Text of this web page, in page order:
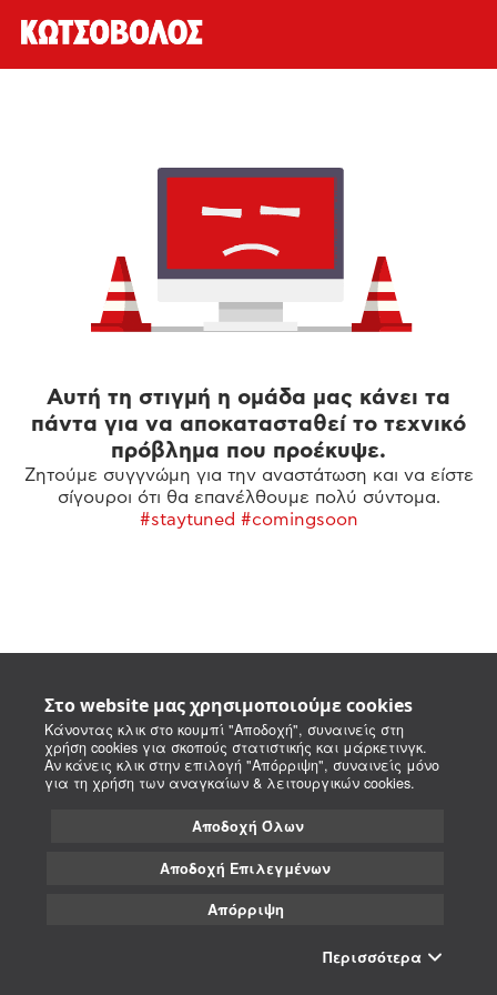
Στο website μας χρησιμοποιούμε cookies
Κάνοντας κλικ στο κουμπί "Αποδοχή", συναινείς στη
χρήση cookies για σκοπούς στατιστικής και μάρκετινγκ.
Αν κάνεις κλικ στην επιλογή "Απόρριψη", συναινείς μόνο
για τη χρήση των αναγκαίων & λειτουργικών cookies.
Αποδοχή Όλων
Αποδοχή Επιλεγμένων
Απόρριψη
Περισσότερα
Αυτή τη στιγμή η ομάδα μας κάνει τα
πάντα για να αποκατασταθεί το τεχνικό
πρόβλημα που προέκυψε.
Ζητούμε συγγνώμη για την αναστάτωση και να είστε
σίγουροι ότι θα επανέλθουμε πολύ σύντομα.
#staytuned #comingsoon